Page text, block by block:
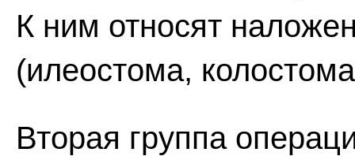
К ним относят
(илеостома,
Вторая группа